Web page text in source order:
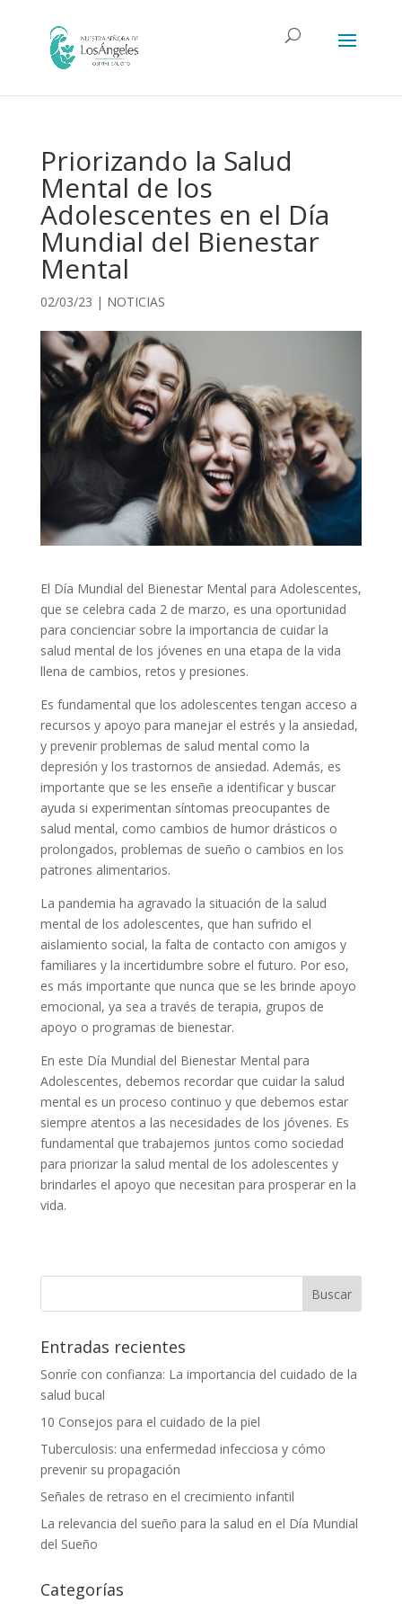
Priorizando la Salud
Mental de los
Adolescentes en el Día
Mundial del Bienestar
Mental
02/03/23 | NOTICIAS
El Día Mundial del Bienestar Mental para Adolescentes,
que se celebra cada 2 de marzo, es una oportunidad
para concienciar sobre la importancia de cuidar la
salud mental de los jóvenes en una etapa de la vida
llena de cambios, retos y presiones.
Es fundamental que los adolescentes tengan acceso a
recursos y apoyo para manejar el estrés y la ansiedad,
y prevenir problemas de salud mental como la
depresión y los trastornos de ansiedad. Además, es
importante que se les enseñe a identificar y buscar
ayuda si experimentan síntomas preocupantes de
salud mental, como cambios de humor drásticos o
prolongados, problemas de sueño o cambios en los
patrones alimentarios.
La pandemia ha agravado la situación de la salud
mental de los adolescentes, que han sufrido el
aislamiento social, la falta de contacto con amigos y
familiares y la incertidumbre sobre el futuro. Por eso,
es más importante que nunca que se les brinde apoyo
emocional, ya sea a través de terapia, grupos de
apoyo o programas de bienestar.
En este Día Mundial del Bienestar Mental para
Adolescentes, debemos recordar que cuidar la salud
mental es un proceso continuo y que debemos estar
siempre atentos a las necesidades de los jóvenes. Es
fundamental que trabajemos juntos como sociedad
para priorizar la salud mental de los adolescentes y
brindarles el apoyo que necesitan para prosperar en la
vida.
Entradas recientes
Sonríe con confianza: La importancia del cuidado de la
salud bucal
10 Consejos para el cuidado de la piel
Tuberculosis: una enfermedad infecciosa y cómo
prevenir su propagación
Señales de retraso en el crecimiento infantil
La relevancia del sueño para la salud en el Día Mundial
del Sueño
Categorías